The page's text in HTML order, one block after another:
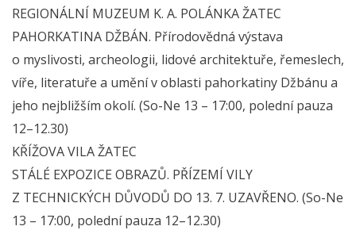
REGIONÁLNÍ MUZEUM K. A. POLÁNKA ŽATEC
PAHORKATINA DŽBÁN. Přírodovědná výstava
o myslivosti, archeologii, lidové architektuře, řemeslech,
víře, literatuře a umění v oblasti pahorkatiny Džbánu a
jeho nejbližším okolí. (So-Ne 13 – 17:00, polední pauza
12–12.30)
KŘÍŽOVA VILA ŽATEC
STÁLÉ EXPOZICE OBRAZŮ. PŘÍZEMÍ VILY
Z TECHNICKÝCH DŮVODŮ DO 13. 7. UZAVŘENO. (So-Ne
13 – 17:00, polední pauza 12–12.30)